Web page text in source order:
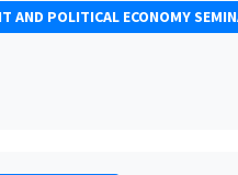
AND POLITICAL ECONOMY